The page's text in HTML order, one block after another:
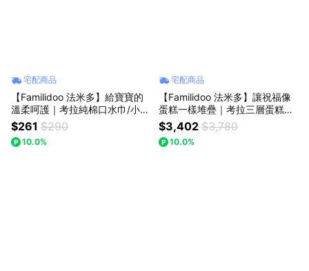
宅配商品
【Familidoo 法米多】給寶寶的
溫柔呵護｜考拉純棉口水巾/小方
巾 [二入組]
$261 $290
10.0%
宅配商品
【Familidoo 法米多】讓祝福像
蛋糕一樣堆疊｜考拉三層蛋糕造
型尿布塔 [藍色]
$3,402 $3,780
10.0%